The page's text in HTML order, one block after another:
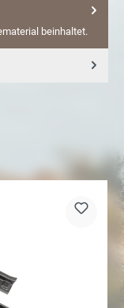
beinhaltet.